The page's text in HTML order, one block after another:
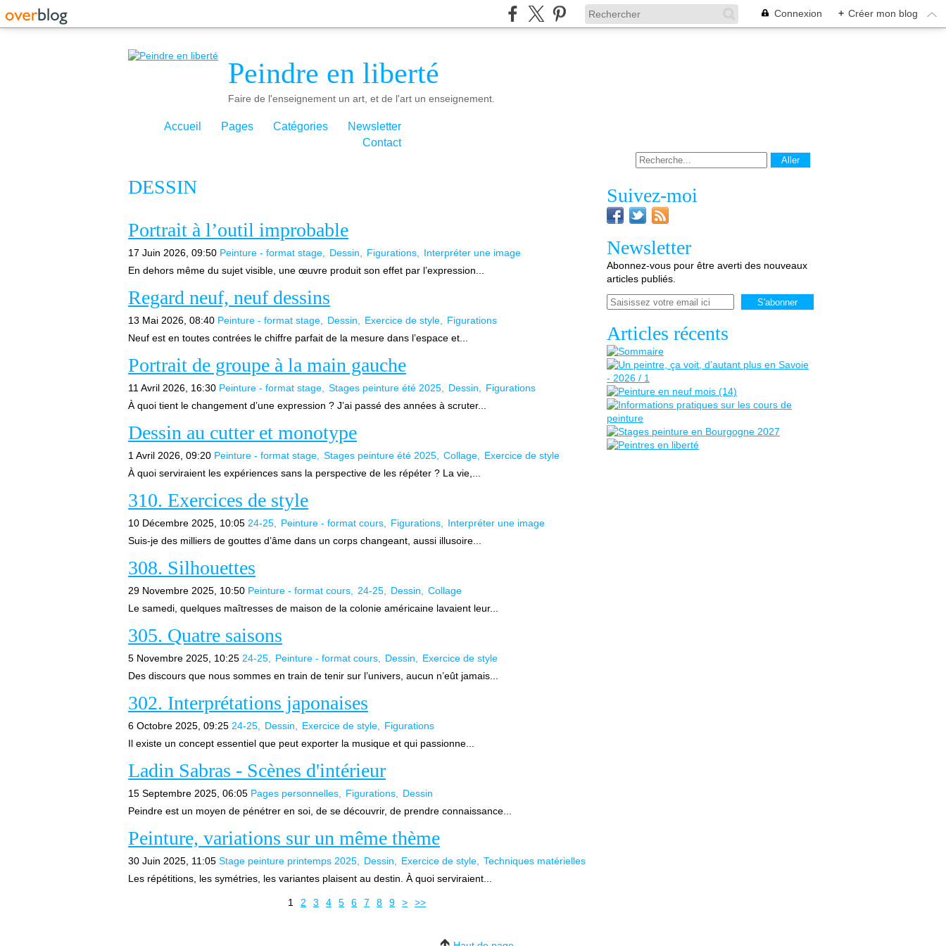
Connexion + Créer mon blog
Peindre en liberté
Faire de l'enseignement un art, et de l'art un enseignement.
Accueil Pages Catégories
Newsletter
Contact
DESSIN
Portrait à l’outil improbable
17 Juin 2026, 09:50 Peinture - format stage Dessin Figurations
Interpréter une image
En dehors même du sujet visible, une œuvre produit son effet par l’expression...
Regard neuf, neuf dessins
13 Mai 2026, 08:40 Peinture - format stage Dessin Exercice de style
Figurations
Neuf est en toutes contrées le chiffre parfait de la mesure dans l’espace et...
Portrait de groupe à la main gauche
11 Avril 2026, 16:30 Peinture - format stage Stages peinture été 2025 Dessin
Figurations
À quoi tient le changement d’une expression ? J’ai passé des années à scruter...
Dessin au cutter et monotype
1 Avril 2026, 09:20 Peinture - format stage Stages peinture été 2025 Collage
Exercice de style
À quoi serviraient les expériences sans la perspective de les répéter ? La vie,...
310. Exercices de style
10 Décembre 2025, 10:05 24-25 Peinture - format cours Figurations
Interpréter une image
Suis-je des milliers de gouttes d’âme dans un corps changeant, aussi illusoire...
308. Silhouettes
29 Novembre 2025, 10:50 Peinture - format cours 24-25 Dessin
Collage
Le samedi, quelques maîtresses de maison de la colonie américaine lavaient leur...
305. Quatre saisons
5 Novembre 2025, 10:25 24-25 Peinture - format cours Dessin
Exercice de style
Des discours que nous sommes en train de tenir sur l’univers, aucun n’eût jamais...
302. Interprétations japonaises
6 Octobre 2025, 09:25 24-25 Dessin Exercice de style
Figurations
Il existe un concept essentiel que peut exporter la musique et qui passionne...
Ladin Sabras - Scènes d'intérieur
15 Septembre 2025, 06:05 Pages personnelles Figurations
Dessin
Peindre est un moyen de pénétrer en soi, de se découvrir, de prendre connaissance...
Peinture, variations sur un même thème
30 Juin 2025, 11:05 Stage peinture printemps 2025 Dessin Exercice de style
Techniques matérielles
Les répétitions, les symétries, les variantes plaisent au destin. À quoi serviraient...
1 2 3 4 5 6 7 8 9 > >>
Suivez-moi
Newsletter
Abonnez-vous pour être averti des nouveaux
articles publiés.
Email
Articles récents